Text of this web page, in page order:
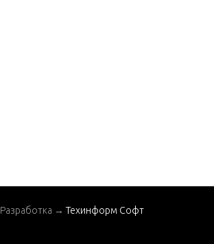
Разработка → Техинформ Софт